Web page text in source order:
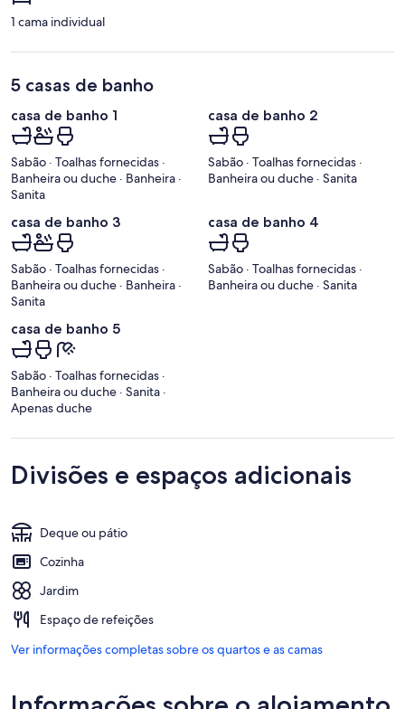
1 cama individual
5 casas de banho
casa de banho 1
Sabão · Toalhas fornecidas ·
Banheira ou duche · Banheira ·
Sanita
casa de banho 2
Sabão · Toalhas fornecidas ·
Banheira ou duche · Sanita
casa de banho 3
Sabão · Toalhas fornecidas ·
Banheira ou duche · Banheira ·
Sanita
casa de banho 4
Sabão · Toalhas fornecidas ·
Banheira ou duche · Sanita
casa de banho 5
Sabão · Toalhas fornecidas ·
Banheira ou duche · Sanita ·
Apenas duche
Divisões e espaços adicionais
Deque ou pátio
Cozinha
Jardim
Espaço de refeições
Ver informações completas sobre os quartos e as camas